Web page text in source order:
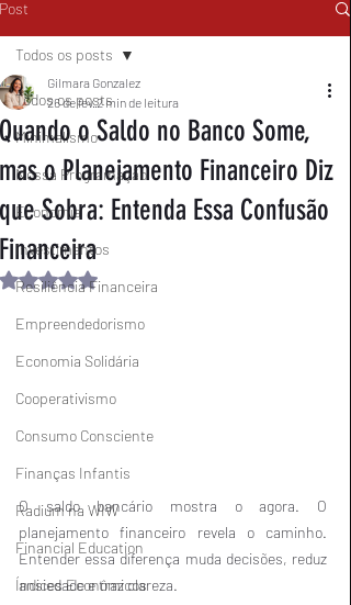
Post
Todos os posts
Minimalismo
Nossa Programação
Economia
Investimentos
Resiliência Financeira
Empreendedorismo
Economia Solidária
Cooperativismo
Consumo Consciente
Finanças Infantis
Radium na WIW
Financial Education
Índices Econômicos
Todos os posts
Quando o Saldo no Banco Some,
mas o Planejamento Financeiro Diz
que Sobra: Entenda Essa Confusão
Financeira
Gilmara Gonzalez
26 de fev.2 min de leitura
Avaliado com NaN de 5 estrelas.
O saldo bancário mostra o agora. O
planejamento financeiro revela o caminho.
Entender essa diferença muda decisões, reduz
ansiedade e traz clareza.